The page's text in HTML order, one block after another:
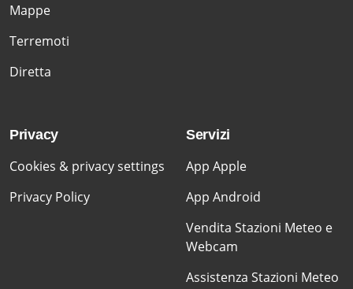
Mappe
Terremoti
Diretta
Privacy
Cookies & privacy settings
Privacy Policy
Servizi
App Apple
App Android
Vendita Stazioni Meteo e
Webcam
Assistenza Stazioni Meteo